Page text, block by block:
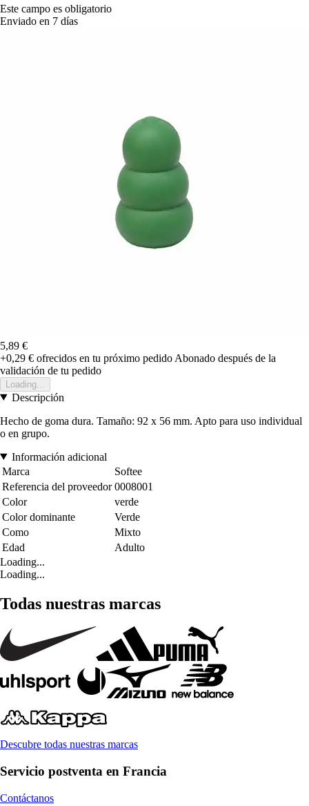
Este campo es obligatorio
Enviado en 7 días
5,89 €
+0,29 € ofrecidos en tu próximo pedido Abonado después de la
validación de tu pedido
Loading...
Descripción
Hecho de goma dura. Tamaño: 92 x 56 mm. Apto para uso individual
o en grupo.
Información adicional
Marca
Softee
Referencia del proveedor 0008001
Color
verde
Color dominante
Verde
Como
Mixto
Edad
Adulto
Loading...
Loading...
Todas nuestras marcas
Descubre todas nuestras marcas
Servicio postventa en Francia
Contáctanos